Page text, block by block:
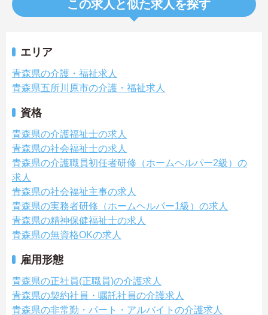
この求人と似た求人を探す
エリア
青森県の介護・福祉求人
青森県五所川原市の介護・福祉求人
資格
青森県の介護福祉士の求人
青森県の社会福祉士の求人
青森県の介護職員初任者研修（ホームヘルパー2級）の
求人
青森県の社会福祉主事の求人
青森県の実務者研修（ホームヘルパー1級）の求人
青森県の精神保健福祉士の求人
青森県の無資格OKの求人
雇用形態
青森県の正社員(正職員)の介護求人
青森県の契約社員・嘱託社員の介護求人
青森県の非常勤・パート・アルバイトの介護求人